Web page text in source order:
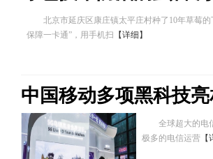
北京市延庆区康庄镇太平庄村种了10年草莓的
保障一卡通”，用手机扫 【详细】
中国移动多项黑科技
全球超大的电信
极多的电信运营 【